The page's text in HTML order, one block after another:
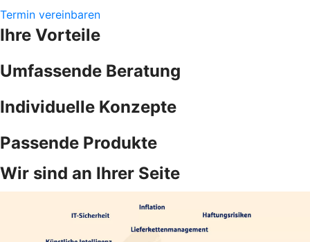
Termin vereinbaren
Ihre Vorteile
Umfassende Beratung
Individuelle Konzepte
Passende Produkte
Wir sind an Ihrer Seite